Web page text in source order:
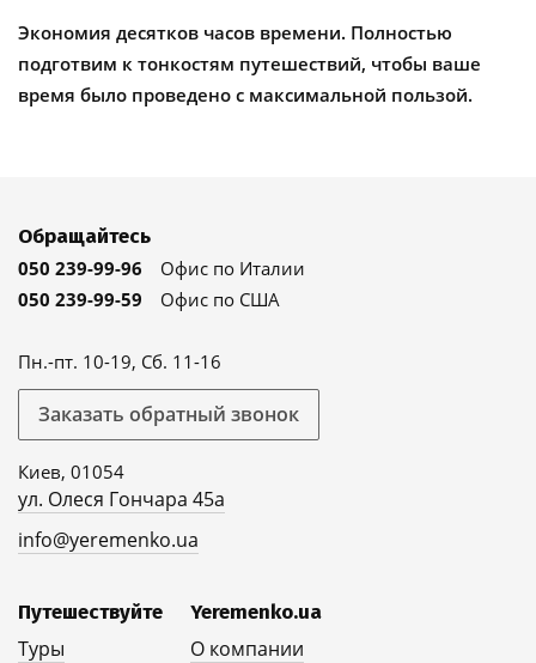
Экономия десятков часов времени. Полностью
подготвим к тонкостям путешествий, чтобы ваше
время было проведено с максимальной пользой.
Обращайтесь
050 239-99-96
Офис по Италии
050 239-99-59
Офис по США
Пн.-пт. 10-19, Сб. 11-16
Заказать обратный звонок
Киев, 01054
ул. Олеся Гончара 45а
info@yeremenko.ua
Путешествуйте
Туры
Yeremenko.ua
О компании